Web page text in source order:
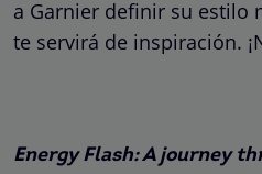
a Garnier definir su estilo
te servirá de inspiración.
Energy Flash: A journey